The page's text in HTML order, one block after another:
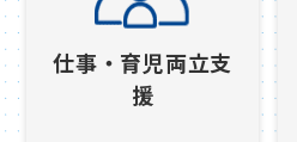
仕事・育児両立支
援